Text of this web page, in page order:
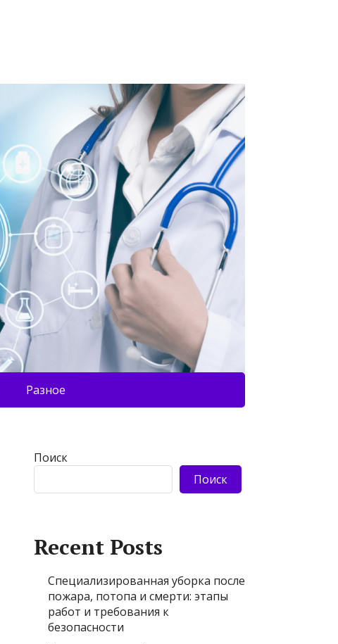
Разное
Поиск
Поиск
Recent Posts
Специализированная уборка после
пожара, потопа и смерти: этапы
работ и требования к
безопасности